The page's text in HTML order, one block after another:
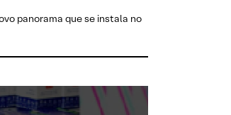
panorama que se instala no